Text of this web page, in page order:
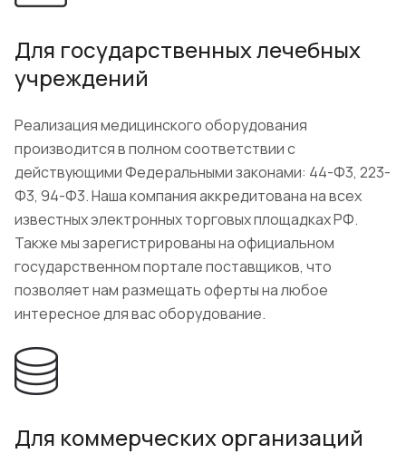
Для государственных лечебных
учреждений
Реализация медицинского оборудования
производится в полном соответствии с
действующими Федеральными законами: 44-Ф3, 223-
Ф3, 94-Ф3. Наша компания аккредитована на всех
известных электронных торговых площадках РФ.
Также мы зарегистрированы на официальном
государственном портале поставщиков, что
позволяет нам размещать оферты на любое
интересное для вас оборудование.
Для коммерческих организаций